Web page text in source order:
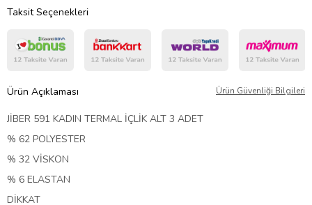
Taksit Seçenekleri
Ürün Açıklaması Ürün Güvenliği Bilgileri
JİBER 591 KADIN TERMAL İÇLİK ALT 3 ADET
% 62 POLYESTER
% 32 VİSKON
% 6 ELASTAN
DİKKAT